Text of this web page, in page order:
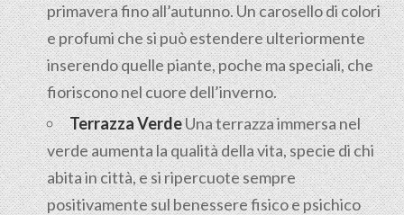
primavera fino all’autunno. Un carosello di colori
e profumi che si può estendere ulteriormente
inserendo quelle piante, poche ma speciali, che
fioriscono nel cuore dell’inverno.
Terrazza VerdeUna terrazza immersa nel
verde aumenta la qualità della vita, specie di chi
abita in città, e si ripercuote sempre
positivamente sul benessere fisico e psichico